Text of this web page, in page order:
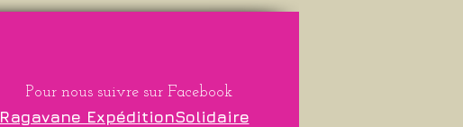
Pour nous suivre sur Facebook
Ragavane ExpéditionSolidaire